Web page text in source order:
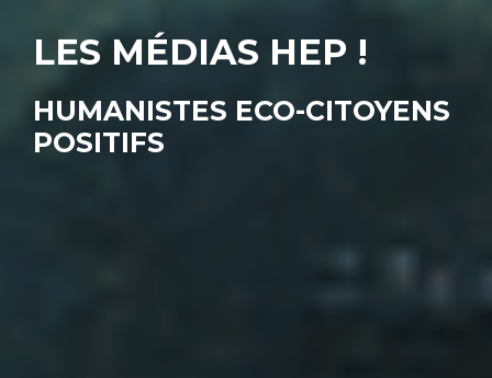
LES MÉDIAS HEP !
HUMANISTES ECO-CITOYENS
POSITIFS